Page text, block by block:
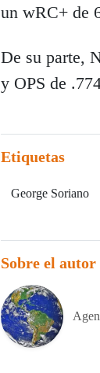
un wRC+ de
De su parte,
y OPS de
Etiquetas
George Soriano
Sobre el autor